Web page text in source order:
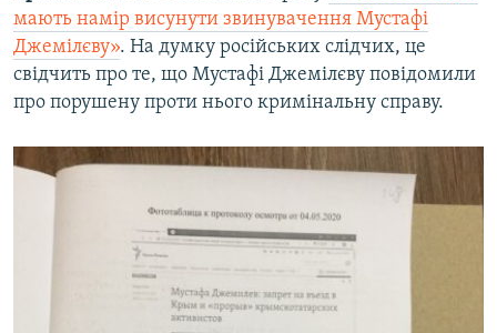
мають намір висунути звинувачення Мустафі
Джемілєву». На думку російських слідчих, це
свідчить про те, що Мустафі Джемілєву повідомили
про порушену проти нього кримінальну справу.